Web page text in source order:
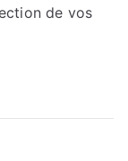
de vos